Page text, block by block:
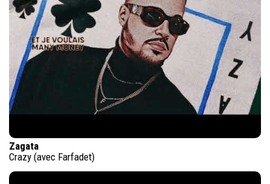
Zagata
Crazy (avec Farfadet)